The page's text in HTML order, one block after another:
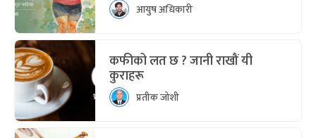
आयुष अधिकारी
कफीको लत छ ? जानी राखौं यी
कुराहरू
प्रतीक जोशी